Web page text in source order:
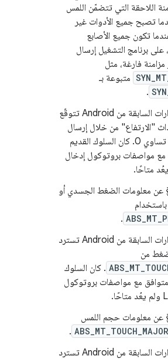
اللاحقة التي تتضمّن اللمس
تصبح جميع الأدوات غير
تكون جميع الأصابع
برنامج التشغيل إرسال
فارغة، مثل
متبوعة بـ
.
كانت الإصدارات السابقة من Android تتوقّع
"الارتفاع" من خلال إرسال
قيمة ضغط تساوي 0. كان السلوك القديم
مع مواصفات بروتوكول إدخال
عن معلومات الضغط الجسدي أو
باستخدام
.
كانت الإصدارات السابقة من Android تسترد
من
. كان السلوك
متوافق مع مواصفات بروتوكول
عن معلومات حجم اللمس
ABS_MT_TOUCH_MAJOR
.
كانت الإصدارات السابقة من Android تسترد